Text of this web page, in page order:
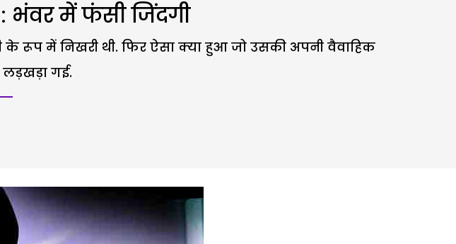
: भंवर में फंसी जिंदगी
रूप में निखरी थी. फिर ऐसा क्या हुआ जो उसकी अपनी वैवाहिक
लड़खड़ा गई.